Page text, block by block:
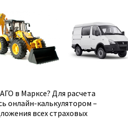
в Марксе? Для расчета
онлайн-калькулятором –
всех страховых